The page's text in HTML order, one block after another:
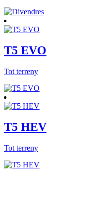
T5 EVO
Tot terreny
T5 HEV
Tot terreny